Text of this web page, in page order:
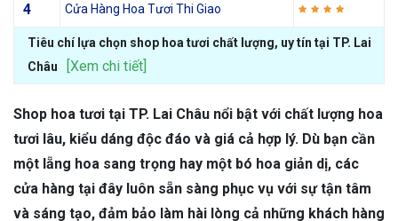
4 Cửa Hàng Hoa Tươi Thi Giao
Tiêu chí lựa chọn shop hoa tươi chất lượng, uy tín tại TP. Lai
Châu
[Xem chi tiết]
Shop hoa tươi tại TP. Lai Châu nổi bật với chất lượng hoa
tươi lâu, kiểu dáng độc đáo và giá cả hợp lý. Dù bạn cần
một lẵng hoa sang trọng hay một bó hoa giản dị, các
cửa hàng tại đây luôn sẵn sàng phục vụ với sự tận tâm
và sáng tạo, đảm bảo làm hài lòng cả những khách hàng